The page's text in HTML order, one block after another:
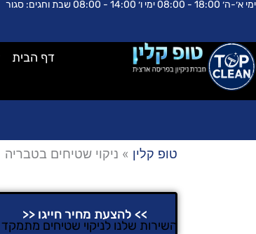
לתוכן
דילוג
ימי א׳-ה׳ 18:00 - 08:00 ימי ו׳ 14:00 - 08:00 שבת וחגים: סגור
דף הבית
טופ קלין » ניקוי שטיחים בטבריה
ניקוי שטיחים בטבריה
>> להצעת מחיר חייגו <<
השירות שלנו לניקוי שטיחים